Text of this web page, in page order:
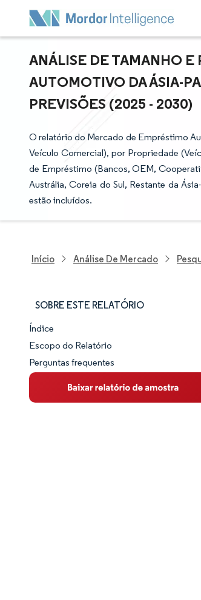
ANÁLISE DE TAMANHO
AUTOMOTIVO DA ÁSIA-
PREVISÕES (2025 - 2030)
O relatório do Mercado de Empréstimo
Veículo Comercial), por Propriedade
de Empréstimo (Bancos, OEM,
Austrália, Coreia do Sul, Restante da
estão incluídos.
Início Análise De Mercado
SOBRE ESTE RELATÓRIO
Panorama do Mercado
Visão Geral do Mercado
Principais Tendências de Mercado
Índice
Escopo do Relatório
Perguntas frequentes